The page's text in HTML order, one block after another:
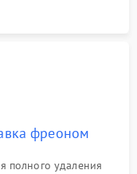
фреоном
полного удаления